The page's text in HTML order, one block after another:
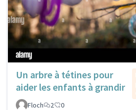
Un arbre à tétines pour
aider les enfants à grandir
Floch
2 0